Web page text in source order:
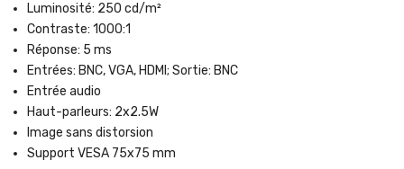
Luminosité: 250 cd/m²
Contraste: 1000:1
Réponse: 5 ms
Entrées: BNC, VGA, HDMI; Sortie: BNC
Entrée audio
Haut-parleurs: 2x2.5W
Image sans distorsion
Support VESA 75x75 mm